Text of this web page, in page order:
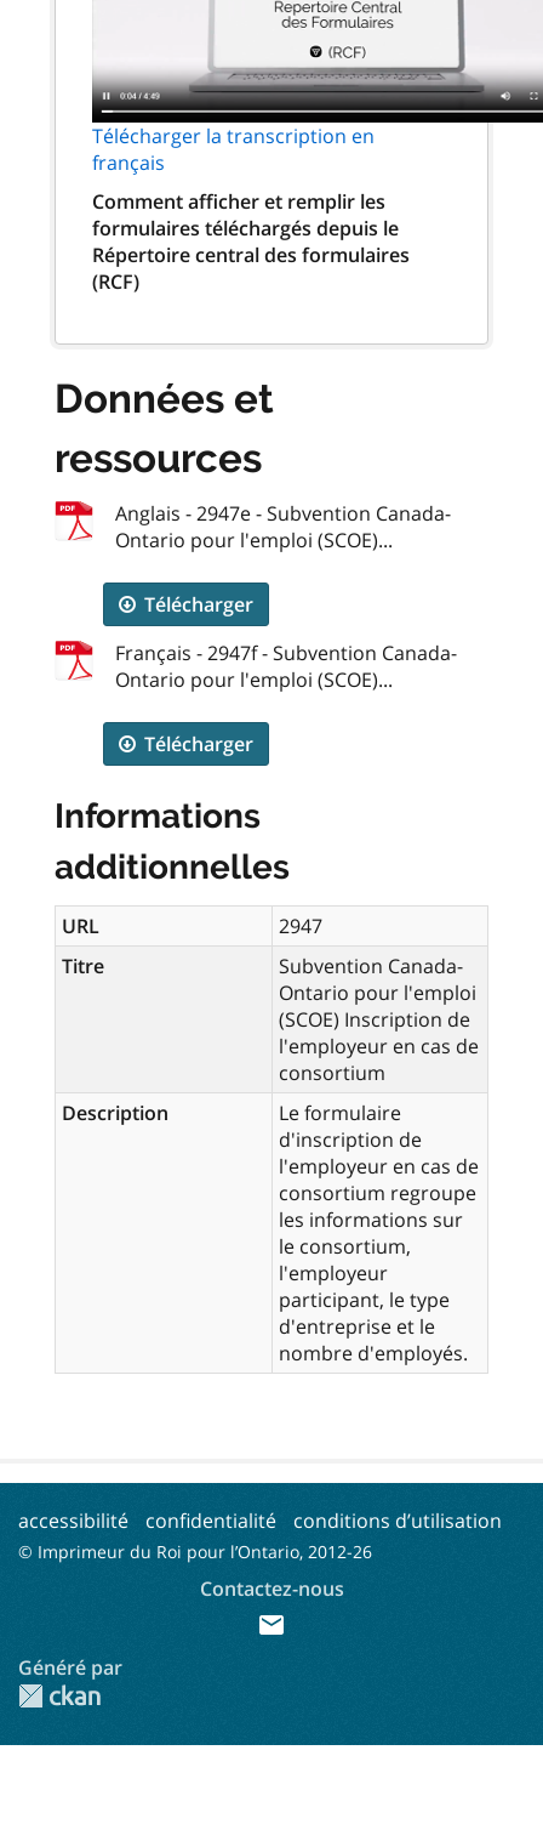
Télécharger la transcription en
français
Comment afficher et remplir les
formulaires téléchargés depuis le
Répertoire central des formulaires
(RCF)
Données et
ressources
Anglais - 2947e - Subvention Canada-
Ontario pour l'emploi (SCOE)...
Télécharger
Français - 2947f - Subvention Canada-
Ontario pour l'emploi (SCOE)...
Télécharger
Informations
additionnelles
URL
2947
Titre
Subvention Canada-
Ontario pour l'emploi
(SCOE) Inscription de
l'employeur en cas de
consortium
Description
Le formulaire
d'inscription de
l'employeur en cas de
consortium regroupe
les informations sur
le consortium,
l'employeur
participant, le type
d'entreprise et le
nombre d'employés.
accessibilité confidentialité conditions d’utilisation
© Imprimeur du Roi pour l’Ontario, 2012-26
Contactez-nous
mail
Généré par